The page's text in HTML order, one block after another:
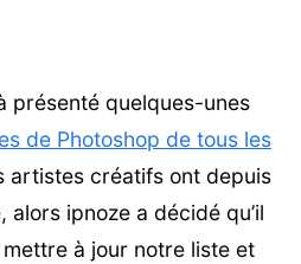
présenté quelques-unes
de Photoshop de tous les
artistes créatifs ont depuis
alors ipnoze a décidé qu’il
à jour notre liste et